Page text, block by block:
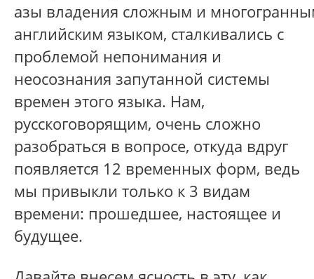
азы владения сложным и
английским языком, сталкивались с
проблемой непонимания и
неосознания запутанной системы
времен этого языка. Нам,
русскоговорящим, очень сложно
разобраться в вопросе, откуда вдруг
появляется 12 временных форм, ведь
мы привыкли только к 3 видам
времени: прошедшее, настоящее и
будущее.